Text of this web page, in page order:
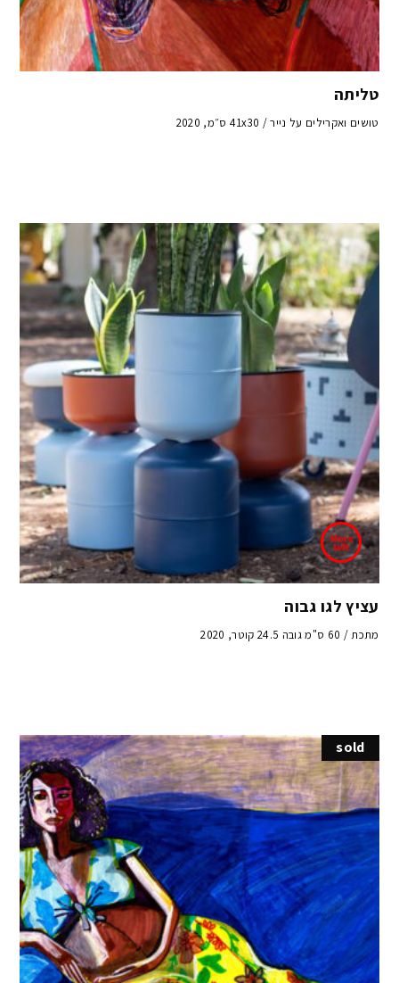
טליתה
טושים ואקרילים על נייר / 41x30 ס״מ, 2020
עציץ לגו גבוה
מתכת / 60 ס"מ גובה 24.5 קוטר, 2020
sold